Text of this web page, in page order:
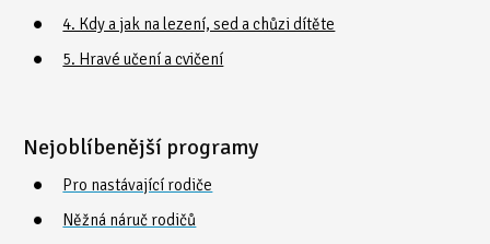
4. Kdy a jak na lezení, sed a chůzi dítěte
5. Hravé učení a cvičení
Nejoblíbenější programy
Pro nastávající rodiče
Něžná náruč rodičů